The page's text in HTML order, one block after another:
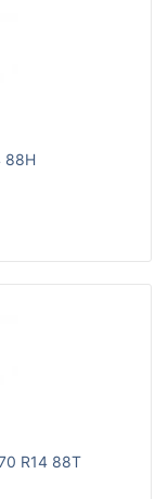
88H
R14 88T